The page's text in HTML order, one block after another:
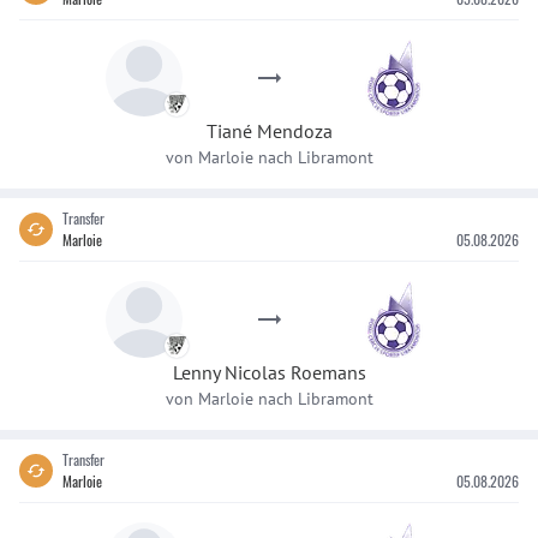
Tiané Mendoza
von Marloie nach Libramont
Transfer
Marloie
05.08.2026
Lenny Nicolas Roemans
von Marloie nach Libramont
Transfer
Marloie
05.08.2026